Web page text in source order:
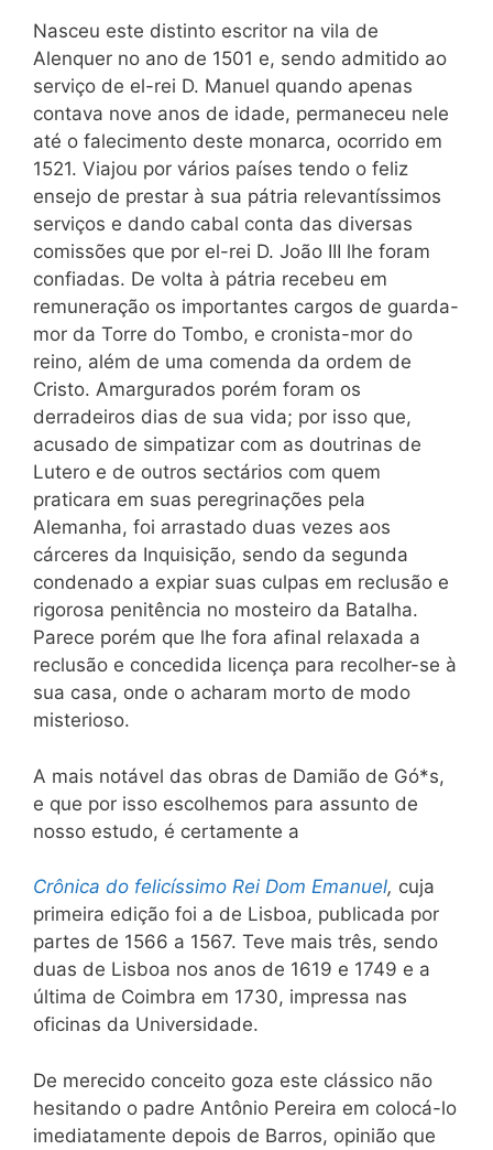
Nasceu este distinto escritor na vila de
Alenquer no ano de 1501 e, sendo admitido ao
serviço de el-rei D. Manuel quando apenas
contava nove anos de idade, permaneceu nele
até o falecimento deste monarca, ocorrido em
1521. Viajou por vários países tendo o feliz
ensejo de prestar à sua pátria relevantíssimos
serviços e dando cabal conta das diversas
comissões que por el-rei D. João III lhe foram
confiadas. De volta à pátria recebeu em
remuneração os importantes cargos de guarda-
mor da Torre do Tombo, e cronista-mor do
reino, além de uma comenda da ordem de
Cristo. Amargurados porém foram os
derradeiros dias de sua vida; por isso que,
acusado de simpatizar com as doutrinas de
Lutero e de outros sectários com quem
praticara em suas peregrinações pela
Alemanha, foi arrastado duas vezes aos
cárceres da Inquisição, sendo da segunda
condenado a expiar suas culpas em reclusão e
rigorosa penitência no mosteiro da Batalha.
Parece porém que lhe fora afinal relaxada a
reclusão e concedida licença para recolher-se à
sua casa, onde o acharam morto de modo
misterioso.
A mais notável das obras de Damião de Gó*s,
e que por isso escolhemos para assunto de
nosso estudo, é certamente a
Crônica do felicíssimo Rei Dom Emanuel, cuja
primeira edição foi a de Lisboa, publicada por
partes de 1566 a 1567. Teve mais três, sendo
duas de Lisboa nos anos de 1619 e 1749 e a
última de Coimbra em 1730, impressa nas
oficinas da Universidade.
De merecido conceito goza este clássico não
hesitando o padre Antônio Pereira em colocá-lo
imediatamente depois de Barros, opinião que